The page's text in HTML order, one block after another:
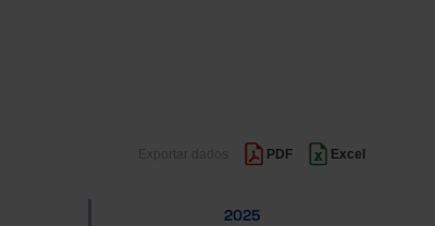
PDF Excel
2025